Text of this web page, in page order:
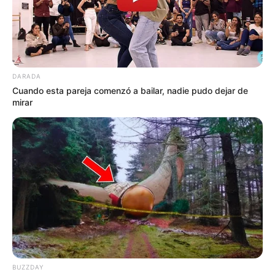
Durante el operativo, se hallaron en total 1.628 gramos de
marihuana,avaluados en 1 millón de pesos, además 21
cartuchos para escopeta calibre 12, 1 celular y 150.000
mil pesos en efectivo.
DARADA
Cuando esta pareja comenzó a bailar, nadie pudo dejar de
mirar
BUZZDAY